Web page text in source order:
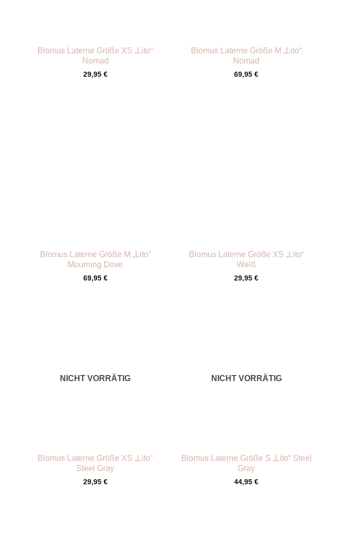
Blomus Laterne Größe XS „Lito“
Nomad
29,95 €
Blomus Laterne Größe M „Lito“
Nomad
69,95€
Blomus Laterne Größe M „Lito“
Mourning Dove
69,95 €
Blomus Laterne Größe XS „Lito“
Weiß
29,95€
NICHT VORRÄTIG
Blomus Laterne Größe XS „Lito“
Steel Gray
29,95 €
NICHT VORRÄTIG
Blomus Laterne Größe S „Lito“ Steel
Gray
44,95€